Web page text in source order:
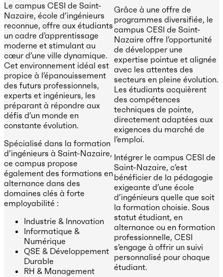
Le campus CESI de Saint-
Nazaire, école d’ingénieurs
reconnue, offre aux étudiants
un cadre d’apprentissage
moderne et stimulant au
cœur d’une ville dynamique.
Cet environnement idéal est
propice à l’épanouissement
des futurs professionnels,
experts et ingénieurs, les
préparant à répondre aux
défis d’un monde en
constante évolution.
Spécialisé dans la formation
d’ingénieurs à Saint-Nazaire,
ce campus propose
également des formations en
alternance dans des
domaines clés à forte
employabilité :
Industrie & Innovation
Informatique &
Numérique
QSE & Développement
Durable
RH & Management
Grâce à une offre de
programmes diversifiée, le
campus CESI de Saint-
Nazaire offre l’opportunité
de développer une
expertise pointue et alignée
avec les attentes des
secteurs en pleine évolution.
Les étudiants acquièrent
des compétences
techniques de pointe,
directement adaptées aux
exigences du marché de
l’emploi.
Intégrer le campus CESI de
Saint-Nazaire, c’est
bénéficier de la pédagogie
exigeante d’une école
d’ingénieurs quelle que soit
la formation choisie. Sous
statut étudiant, en
alternance ou en formation
professionnelle, CESI
s’engage à offrir un suivi
personnalisé pour chaque
étudiant.